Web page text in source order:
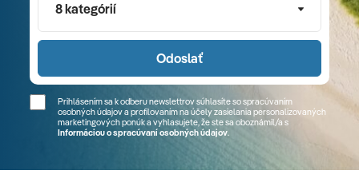
8 kategórií
Odoslať
Prihlásením sa k odberu newslettrov súhlasíte so spracúvaním
osobných údajov a profilovaním na účely zasielania personalizovaných
marketingových ponúk a vyhlasujete, že ste sa oboznámil/a s
Informáciou o spracúvaní osobných údajov.